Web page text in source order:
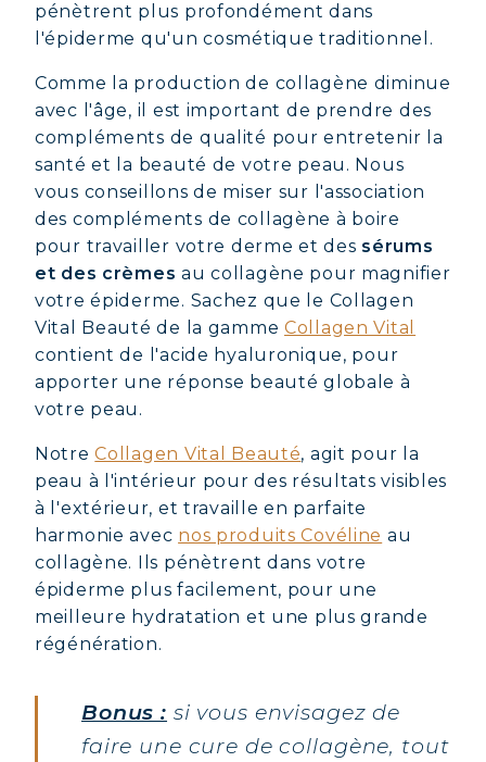
COLLAGÈNE MARIN : PEAU,
ARTICULATIONS & VITALITÉ
COVÉLINE, SÉRUM EXPERT
CHEVEUX & ONGLES SUBLIMES
COLLAGÈNE SPORT : FORCE,
pénètrent plus profondément dans
l'épiderme qu'un cosmétique traditionnel.
Comme la production de collagène diminue
avec l'âge, il est important de prendre des
compléments de qualité pour entretenir la
santé et la beauté de votre peau. Nous
vous conseillons de miser sur l'association
des compléments de collagène à boire
pour travailler votre derme et des sérums
et des crèmes au collagène pour magnifier
votre épiderme. Sachez que le Collagen
Vital Beauté de la gammeCollagen Vital
contient de l'acide hyaluronique, pour
apporter une réponse beauté globale à
votre peau.
NotreCollagen Vital Beauté, agit pour la
peau à l'intérieur pour des résultats visibles
à l'extérieur, et travaille en parfaite
harmonie avec nos produits Covéline au
collagène. Ils pénètrent dans votre
épiderme plus facilement, pour une
meilleure hydratation et une plus grande
régénération.
Bonus : si vous envisagez de
faire une cure de collagène, tout